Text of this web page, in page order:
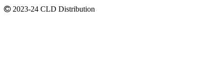
2023-24 CLD Distribution